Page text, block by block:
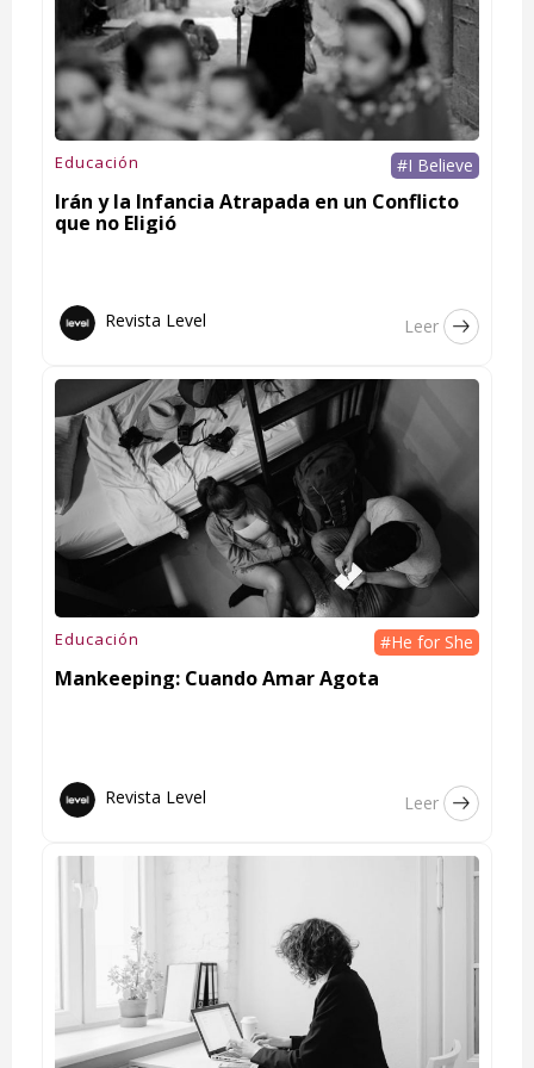
Educación #I Believe
Irán y la Infancia Atrapada en un Conflicto
que no Eligió
Revista Level Leer
Educación #He for She
Mankeeping: Cuando Amar Agota
Revista Level Leer